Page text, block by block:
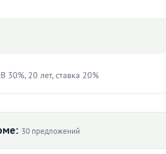
гостиная,
лоджия,
в подъезде,
30%, 20 лет, ставка 20%
30 предложений